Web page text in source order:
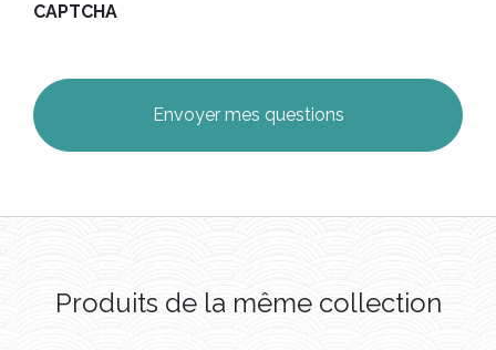
CAPTCHA
Produits de la même collection